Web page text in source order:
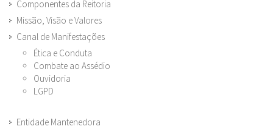
Componentes da Reitoria
Missão, Visão e Valores
Canal de Manifestações
Ética e Conduta
Combate ao Assédio
Ouvidoria
LGPD
Entidade Mantenedora